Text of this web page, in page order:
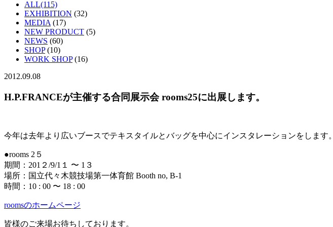
ALL(115)
EXHIBITION (32)
MEDIA(17)
NEW PRODUCT (5)
NEWS (60)
SHOP(10)
WORK SHOP(16)
2012.09.08
H.P.FRANCEが主催する合同展示会 rooms25に出展します。
今年は去年より広いブースでテキスタイルとバッグを中心にインスタレーションをします。
●rooms 2５
期間：201２/9/1１ 〜 1３
場所：国立代々木競技場第一体育館 Booth no, B-1
時間：10 : 00 〜 18 : 00
roomsのホームページ
皆様のご来場お待ちしております。